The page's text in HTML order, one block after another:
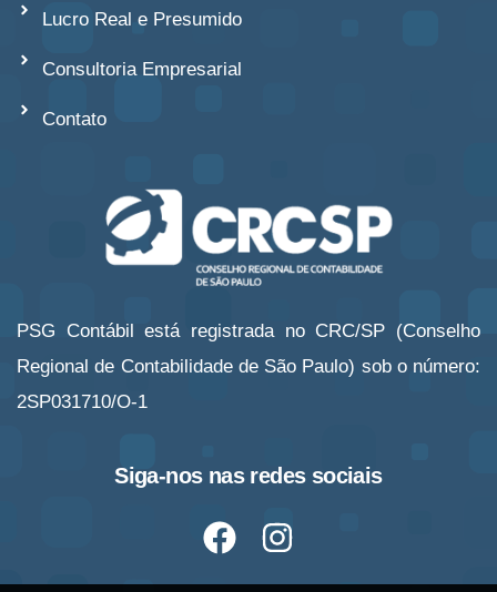
Lucro Real e Presumido
Consultoria Empresarial
Contato
PSG Contábil está registrada no CRC/SP (Conselho
Regional de Contabilidade de São Paulo) sob o número:
2SP031710/O-1
Siga-nos nas redes sociais